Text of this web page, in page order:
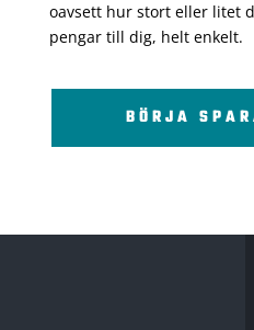
oavsett hur stort eller litet
pengar till dig, helt enkelt.
BÖRJA